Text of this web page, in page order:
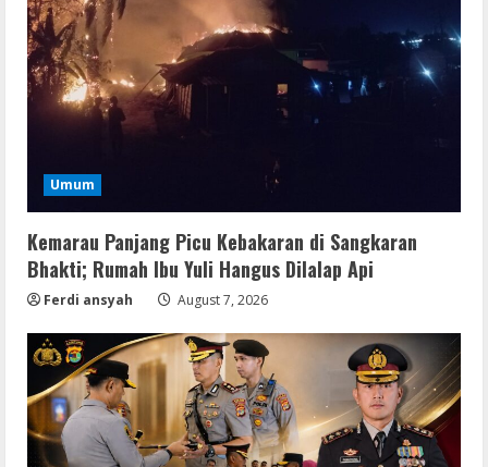
Umum
Kemarau Panjang Picu Kebakaran di Sangkaran
Bhakti; Rumah Ibu Yuli Hangus Dilalap Api
Ferdi ansyah August 7, 2026
2
Img
Office 365 Professional Plus ISO File
Multilanguage
August 8, 2026